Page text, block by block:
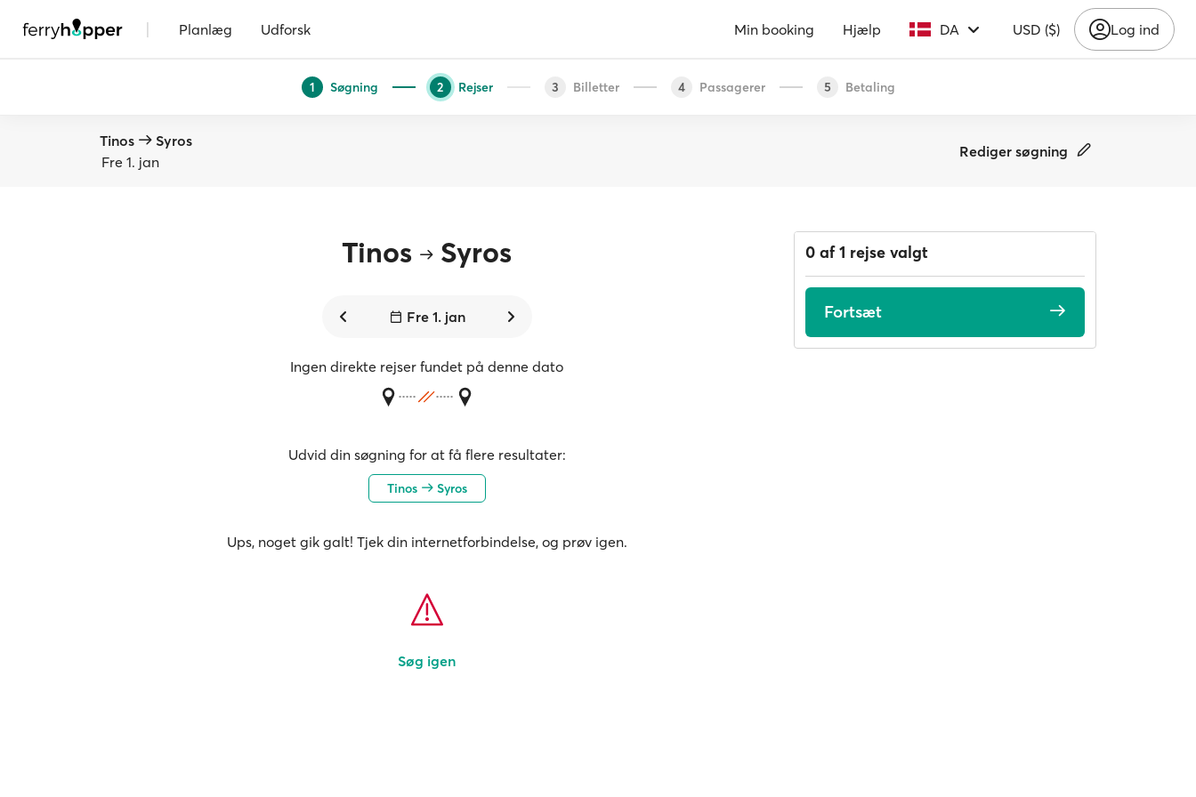
| Planlæg Udforsk Min booking Hjælp DA USD ($) Log ind
1 Søgning 2 Rejser 3 Billetter 4 Passagerer 5 Betaling
Tinos
Syros
Fre 1. jan
Rediger søgning
Tinos Syros
Fre 1. jan
Ingen direkte rejser fundet på denne dato
Udvid din søgning for at få flere resultater:
Tinos Syros
Ups, noget gik galt! Tjek din internetforbindelse, og prøv igen.
Søg igen
0 af 1 rejse valgt
Fortsæt